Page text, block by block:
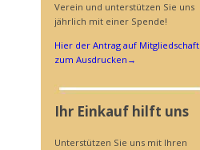
Verein und unterstützen Sie uns
jährlich mit einer Spende!
Hier der Antrag auf Mitgliedschaft
zum Ausdrucken →
Ihr Einkauf hilft uns
Unterstützen Sie uns mit Ihren